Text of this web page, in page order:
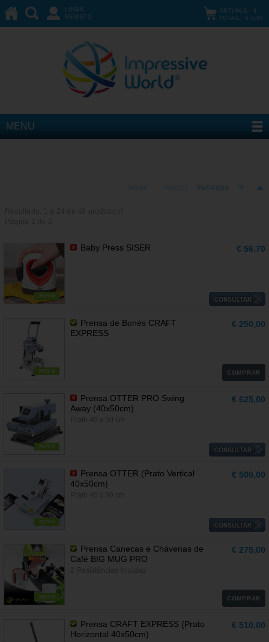
LOGIN
REGISTO
ARTIGOS:
0
TOTAL:
€ 0,00
MENU
ENTRADA
NOVO
Baby Press SISER € 56,70
NOVO
Prensa de Bonés CRAFT
EXPRESS
€ 250,00
COMPRAR
NOVO
Prensa OTTER PRO Swing
Away (40x50cm)
€ 625,00
NOVO
Prensa OTTER (Prato Vertical
40x50cm)
€ 500,00
NOVO
Prensa Canecas e Chávenas de
Café BIG MUG PRO
€ 275,00
COMPRAR
Prensa CRAFT EXPRESS (Prato
Horizontal 40x50cm)
€ 510,00